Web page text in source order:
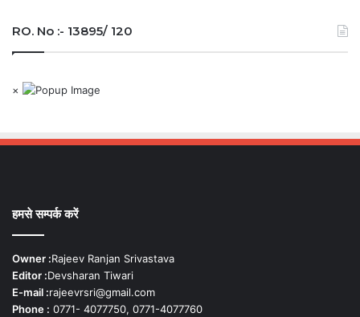
RO. No :- 13895/ 120
×
हमसे सम्पर्क करें
Owner :Rajeev Ranjan Srivastava
Editor :Devsharan Tiwari
E-mail :rajeevrsri@gmail.com
Phone : 0771- 4077750, 0771-4077760